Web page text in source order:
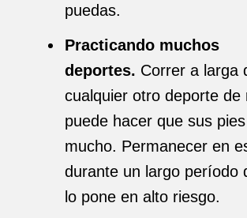
puedas.
Practicando muchos
deportes. Correr a larga
cualquier otro deporte de
puede hacer que sus
mucho. Permanecer en
durante un largo período
lo pone en alto riesgo.